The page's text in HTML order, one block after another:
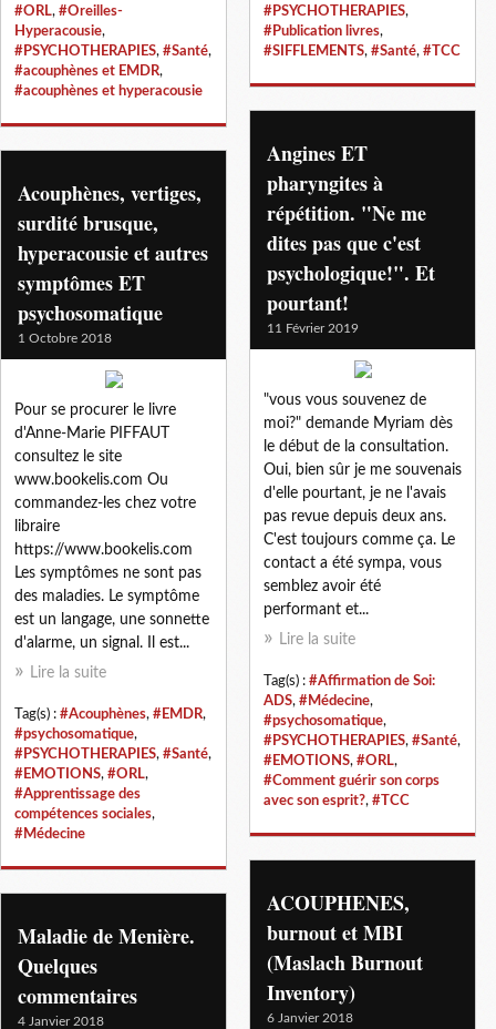
#ORL, #Oreilles-
Hyperacousie,
#PSYCHOTHERAPIES, #Santé,
#acouphènes et EMDR,
#acouphènes et hyperacousie
#PSYCHOTHERAPIES,
#Publication livres,
#SIFFLEMENTS, #Santé, #TCC
Angines ET
pharyngites à
répétition. "Ne me
dites pas que c'est
psychologique!". Et
pourtant!
11 Février 2019
"vous vous souvenez de
moi?" demande Myriam dès
le début de la consultation.
Oui, bien sûr je me souvenais
d'elle pourtant, je ne l'avais
pas revue depuis deux ans.
C'est toujours comme ça. Le
contact a été sympa, vous
semblez avoir été
performant et...
Lire la suite
Tag(s) : #Affirmation de Soi:
ADS, #Médecine,
#psychosomatique,
#PSYCHOTHERAPIES, #Santé,
#EMOTIONS, #ORL,
#Comment guérir son corps
avec son esprit?, #TCC
Acouphènes, vertiges,
surdité brusque,
hyperacousie et autres
symptômes ET
psychosomatique
1 Octobre 2018
Pour se procurer le livre
d'Anne-Marie PIFFAUT
consultez le site
www.bookelis.com Ou
commandez-les chez votre
libraire
https://www.bookelis.com
Les symptômes ne sont pas
des maladies. Le symptôme
est un langage, une sonnette
d'alarme, un signal. Il est...
Lire la suite
Tag(s) : #Acouphènes, #EMDR,
#psychosomatique,
#PSYCHOTHERAPIES, #Santé,
#EMOTIONS, #ORL,
#Apprentissage des
compétences sociales,
#Médecine
ACOUPHENES,
burnout et MBI
(Maslach Burnout
Inventory)
6 Janvier 2018
Maladie de Menière.
Quelques
commentaires
4 Janvier 2018